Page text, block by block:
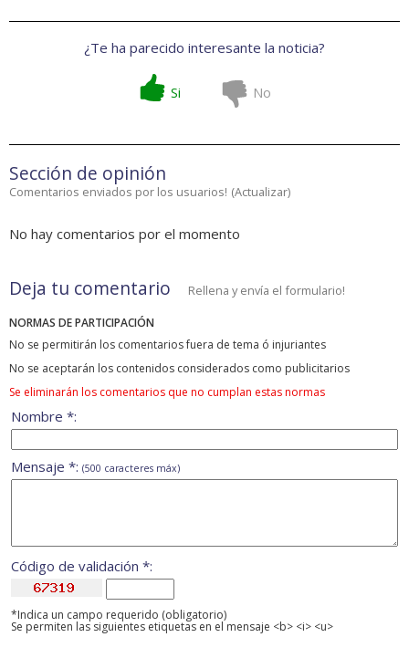
¿Te ha parecido interesante la noticia?
Si No
Sección de opinión
Comentarios enviados por los usuarios! (Actualizar)
No hay comentarios por el momento
Deja tu comentario Rellena y envía el formulario!
NORMAS DE PARTICIPACIÓN
No se permitirán los comentarios fuera de tema ó injuriantes
No se aceptarán los contenidos considerados como publicitarios
Se eliminarán los comentarios que no cumplan estas normas
Nombre *:
Mensaje *: (500 caracteres máx)
Código de validación *:
*Indica un campo requerido (obligatorio)
Se permiten las siguientes etiquetas en el mensaje <b> <i> <u>